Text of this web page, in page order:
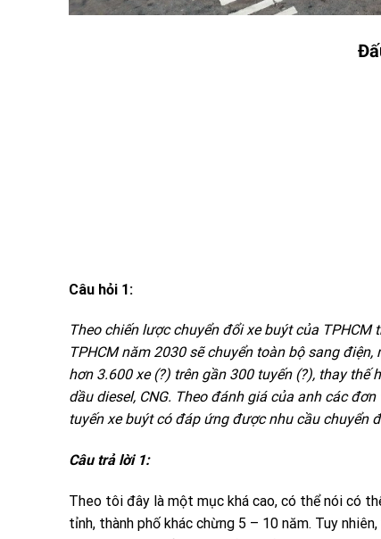
Câu hỏi 1:
Theo chiến lược chuyển đổi xe buýt của TPHCM
TPHCM năm 2030 sẽ chuyển toàn bộ sang
hơn 3.600 xe (?) trên gần 300 tuyến (?), thay thế
dầu diesel, CNG. Theo đánh giá của anh các
tuyến xe buýt có đáp ứng được nhu cầu chuyển
Câu trả lời 1:
Theo tôi đây là một mục khá cao, có thể nói có
tỉnh, thành phố khác chừng 5 – 10 năm. Tuy